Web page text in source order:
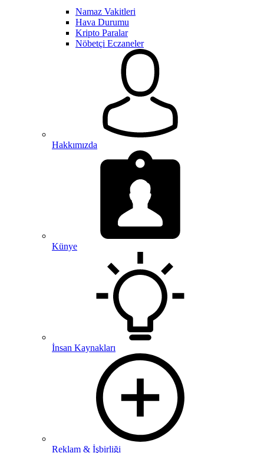
Namaz Vakitleri
Hava Durumu
Kripto Paralar
Nöbetçi Eczaneler
Hakkımızda
Künye
İnsan Kaynakları
Reklam & İşbirliği